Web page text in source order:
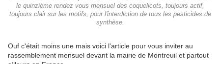
le quinzième rendez vous mensuel des coquelicots, toujours actif,
toujours clair sur les motifs, pour l'interdiction de tous les pesticides de
synthèse.
Ouf c'était moins une mais voici l'article pour vous inviter au
rassemblement mensuel devant la mairie de Montreuil et partout